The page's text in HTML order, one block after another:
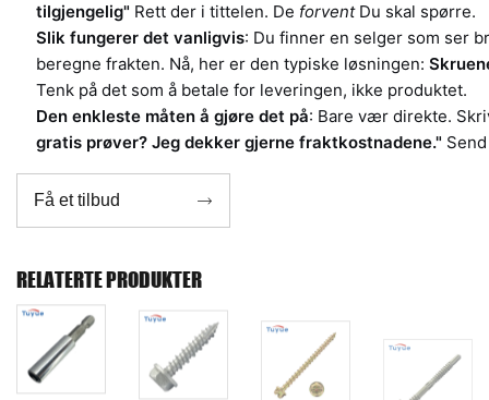
tilgjengelig" Rett der i tittelen. De forventDu skal spørre.
Slik fungerer det vanligvis: Du finner en selger som ser
beregne frakten. Nå, her er den typiske løsningen:
Tenk på det som å betale for leveringen, ikke produktet.
Den enkleste måten å gjøre det på: Bare vær direkte.
gratis prøver? Jeg dekker gjerne fraktkostnadene."
Få et tilbud 
RELATERTE PRODUKTER